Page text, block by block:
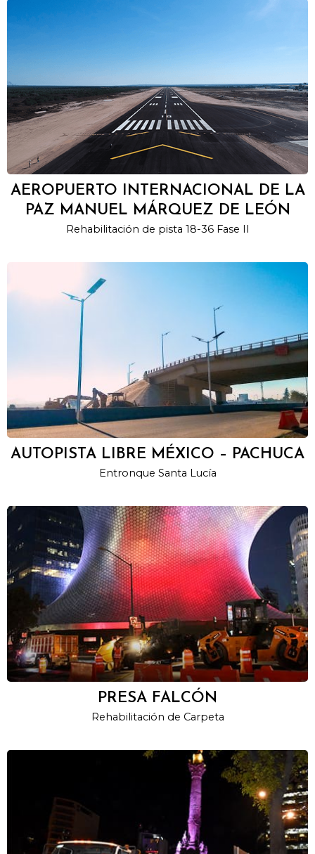
AEROPUERTO INTERNACIONAL DE LA
PAZ MANUEL MÁRQUEZ DE LEÓN
Rehabilitación de pista 18-36 Fase II
AUTOPISTA LIBRE MÉXICO – PACHUCA
Entronque Santa Lucía
PRESA FALCÓN
Rehabilitación de Carpeta